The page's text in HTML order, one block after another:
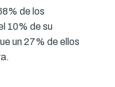
de los
10% de su
un 27% de ellos